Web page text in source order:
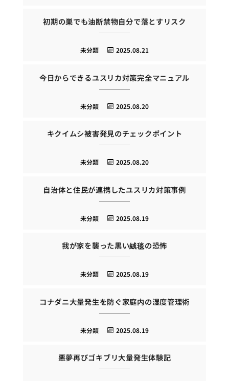
初期の巣でも油断禁物自分で落とすリスク
2025.08.21
未分類
今日からできるユスリカ対策完全マニュアル
2025.08.20
未分類
キクイムシ被害発見のチェックポイント
2025.08.20
未分類
自治体と住民が連携したユスリカ対策事例
2025.08.19
未分類
我が家を襲った黒い絨毯の恐怖
2025.08.19
未分類
コナダニ大量発生を防ぐ家庭内の湿度管理術
2025.08.19
未分類
悪夢再びゴキブリ大量発生体験記